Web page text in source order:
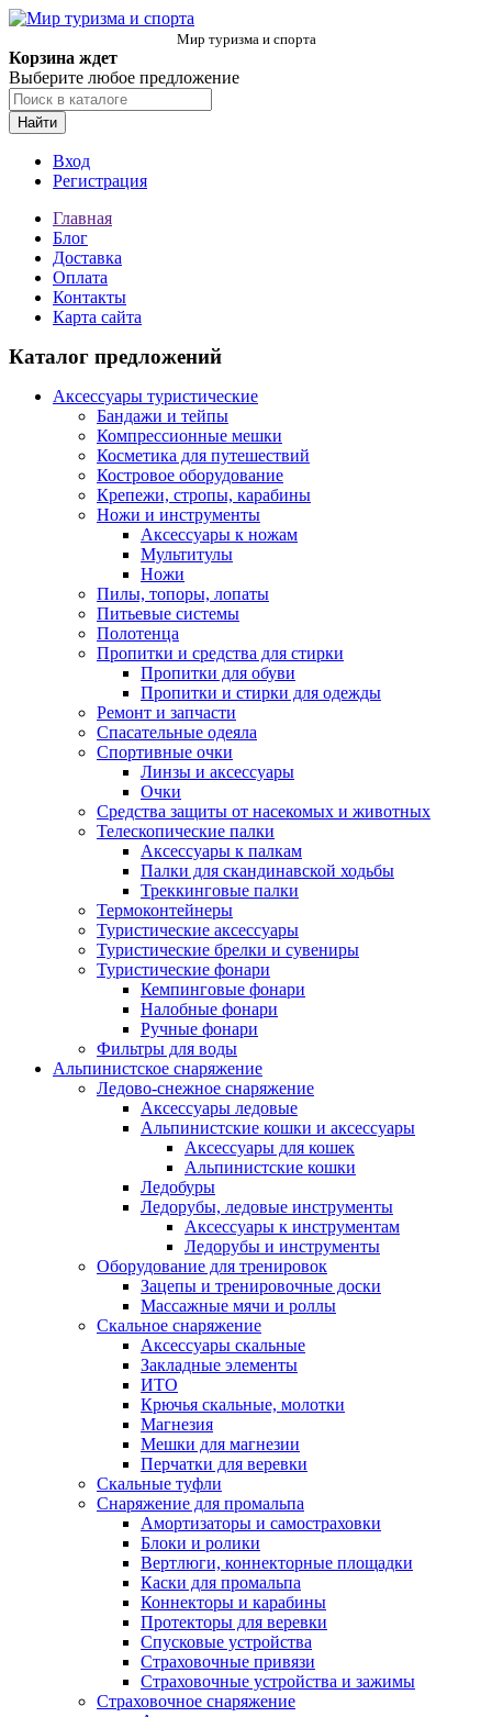
Мир туризма и спорта
Корзина ждет
Выберите любое предложение
Найти
Вход
Регистрация
Главная
Блог
Доставка
Оплата
Контакты
Карта сайта
Каталог предложений
Аксессуары туристические
Бандажи и тейпы
Компрессионные мешки
Косметика для путешествий
Костровое оборудование
Крепежи, стропы, карабины
Ножи и инструменты
Аксессуары к ножам
Мультитулы
Ножи
Пилы, топоры, лопаты
Питьевые системы
Полотенца
Пропитки и средства для стирки
Пропитки для обуви
Пропитки и стирки для одежды
Ремонт и запчасти
Спасательные одеяла
Спортивные очки
Линзы и аксессуары
Очки
Средства защиты от насекомых и животных
Телескопические палки
Аксессуары к палкам
Палки для скандинавской ходьбы
Треккинговые палки
Термоконтейнеры
Туристические аксессуары
Туристические брелки и сувениры
Туристические фонари
Кемпинговые фонари
Налобные фонари
Ручные фонари
Фильтры для воды
Альпинистское снаряжение
Ледово-снежное снаряжение
Аксессуары ледовые
Альпинистские кошки и аксессуары
Аксессуары для кошек
Альпинистские кошки
Ледобуры
Ледорубы, ледовые инструменты
Аксессуары к инструментам
Ледорубы и инструменты
Оборудование для тренировок
Зацепы и тренировочные доски
Массажные мячи и роллы
Скальное снаряжение
Аксессуары скальные
Закладные элементы
ИТО
Крючья скальные, молотки
Магнезия
Мешки для магнезии
Перчатки для веревки
Скальные туфли
Снаряжение для промальпа
Амортизаторы и самостраховки
Блоки и ролики
Вертлюги, коннекторные площадки
Каски для промальпа
Коннекторы и карабины
Протекторы для веревки
Спусковые устройства
Страховочные привязи
Страховочные устройства и зажимы
Страховочное снаряжение